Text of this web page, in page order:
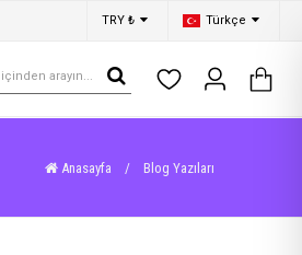
TRY ₺ Türkçe
Anasayfa / Blog Yazıları